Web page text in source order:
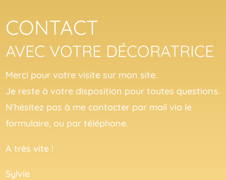
CONTACT
AVEC VOTRE DÉCORATRICE
Merci pour votre visite sur mon site.
Je reste à votre disposition pour toutes questions.
N’hésitez pas à me contacter par mail via le
formulaire, ou par téléphone.
A très vite !
Sylvie